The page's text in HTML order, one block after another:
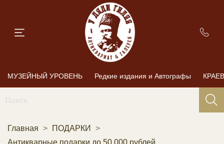
МУЗЕЙНЫЙ УРОВЕНЬ Редкие издания и Автографы
Главная
ПОДАРКИ
Антикварные подарки до 50 000 рублей